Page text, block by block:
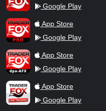
Google Play
TraderFox ProApp Store
Google Play
TraderFox dpa-AFX ProFeed
App Store
Google Play
TraderFox Live Trading
App Store
Google Play